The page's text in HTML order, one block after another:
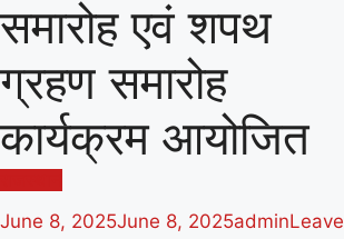
समारोह एवं शपथ
ग्रहण समारोह
कार्यक्रम आयोजित
June 8, 2025June 8, 2025adminLeave